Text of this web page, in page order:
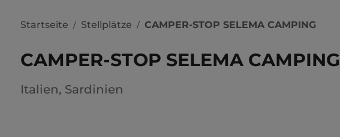
Startseite / Stellplätze / CAMPER-STOP SELEMA CAMPING
CAMPER-STOP SELEMA CAMPING
Italien, Sardinien